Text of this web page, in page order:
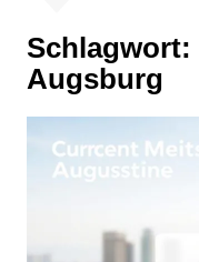
Schlagwort:
Augsburg